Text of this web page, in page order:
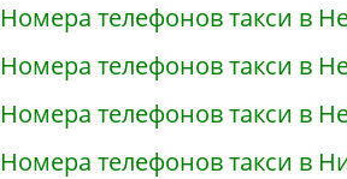
Номера телефонов такси в
Номера телефонов такси в
Номера телефонов такси в
Номера телефонов такси в